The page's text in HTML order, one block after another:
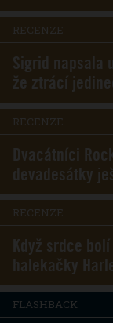
RECENZE
Sigrid napsala
že ztrácí
RECENZE
Dvacátníci
devadesátky
RECENZE
Když srdce
halekačky
FLASHBACK